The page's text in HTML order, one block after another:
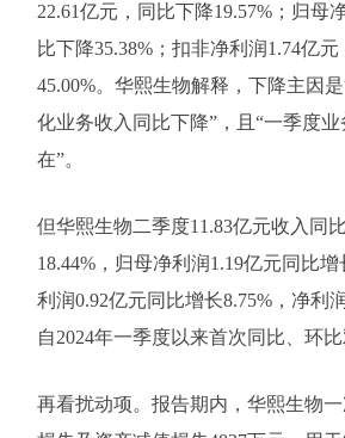
22.61亿元，同比下降19.57%；归母
比下降35.38%；扣非净利润1.74亿
45.00%。华熙生物解释，下降主因
化业务收入同比下降”，且“一季度
在”。
但华熙生物二季度11.83亿元收入同
18.44%，归母净利润1.19亿元同比
利润0.92亿元同比增长8.75%，净利
自2024年一季度以来首次同比、环比
再看扰动项。报告期内，华熙生物